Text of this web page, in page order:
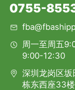
0755-
周一至周五
9:00-12:30
深圳龙岗区
栋东西座33